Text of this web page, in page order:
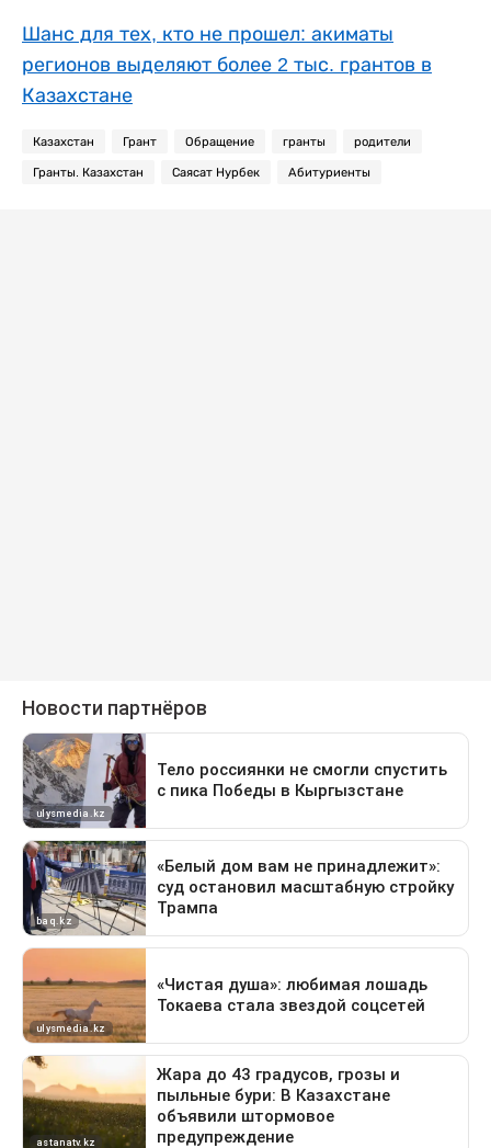
Шанс для тех, кто не прошел: акиматы
регионов выделяют более 2 тыс. грантов в
Казахстане
Казахстан Грант Обращение гранты родители
Гранты. Казахстан Саясат Нурбек Абитуриенты